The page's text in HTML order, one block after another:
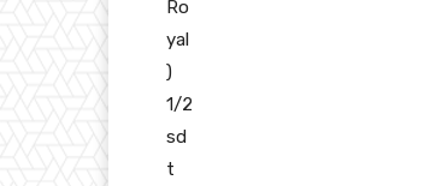
Ro
yal
)
1/2
sd
t